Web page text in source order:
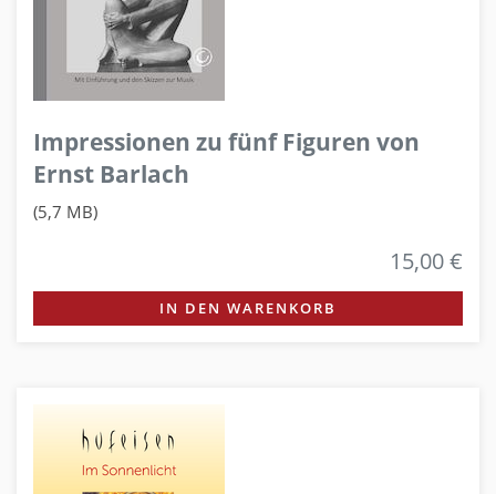
Impressionen zu fünf Figuren von
Ernst Barlach
(5,7 MB)
15,00 €
IN DEN WARENKORB